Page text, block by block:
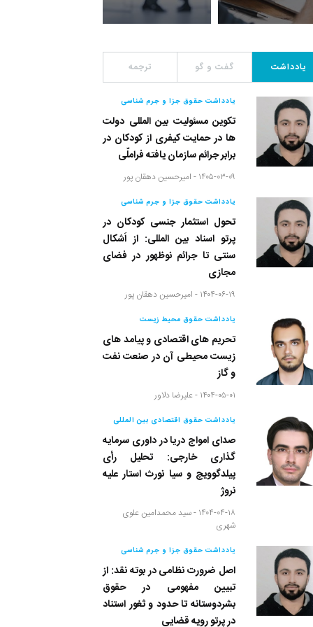
یادداشت گفت و گو ترجمه
یادداشت حقوق جزا و جرم شناسی
تکوین مسئولیت بین المللی دولت
ها در حمایت کیفری از کودکان در
برابر جرائم سازمان یافته فراملّی
۱۴۰۵-۰۳-۰۹ - امیرحسین دهقان پور
یادداشت حقوق جزا و جرم شناسی
تحول استثمار جنسی کودکان در
پرتو اسناد بین المللی: از اَشکال
سنتی تا جرائم نوظهور در فضای
مجازی
۱۴۰۴-۰۶-۱۹ - امیرحسین دهقان پور
یادداشت حقوق محیط زیست
تحریم های اقتصادی و پیامد های
زیست محیطی آن در صنعت نفت
و گاز
۱۴۰۴-۰۵-۰۱ - علیرضا دلاور
یادداشت حقوق اقتصادی بین المللی
صدای امواج دریا در داوری سرمایه
گذاری خارجی: تحلیل رأی
پیلدگوویچ و سیا نورث استار علیه
نروژ
۱۴۰۴-۰۴-۱۸ - سید محمدامین علوی
شهری
یادداشت حقوق جزا و جرم شناسی
اصل ضرورت نظامی در بوته نقد: از
تبیین مفهومی در حقوق
بشردوستانه تا حدود و ثغور استناد
در پرتو رویه قضایی